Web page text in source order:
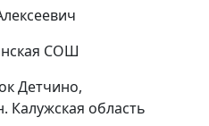
СОШ
Детчино,
Калужская область